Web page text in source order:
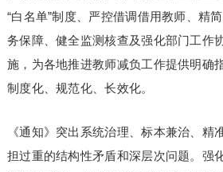
“白名单”制度、严控借调借用教师、精
务保障、健全监测核查及强化部门工作
施，为各地推进教师减负工作提供明确
制度化、规范化、长效化。
《通知》突出系统治理、标本兼治、精
担过重的结构性矛盾和深层次问题。强